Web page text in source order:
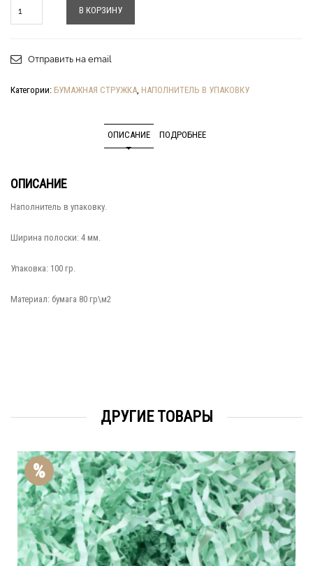
В КОРЗИНУ
Отправить на email
Категории: БУМАЖНАЯ СТРУЖКА, НАПОЛНИТЕЛЬ В УПАКОВКУ
ОПИСАНИЕ ПОДРОБНЕЕ
ОПИСАНИЕ
Наполнитель в упаковку.
Ширина полоски: 4 мм.
Упаковка: 100 гр.
Материал: бумага 80 гр\м2
ДРУГИЕ ТОВАРЫ
%